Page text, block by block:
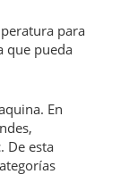
para
que pueda
En
De esta